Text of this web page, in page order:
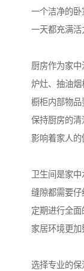
一个洁净的
一天都充满活
厨房作为家中
炉灶、抽油烟
橱柜内部物品
保持厨房的
影响着家人的
卫生间是家
缝隙都需要仔
定期进行全
家居环境更加
选择专业的保